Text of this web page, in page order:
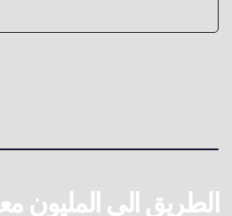
الطريق الى المليون